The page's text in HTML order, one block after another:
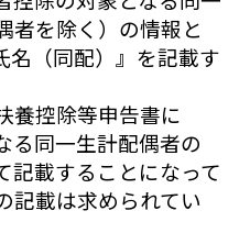
者を除く）の情報と
名（同配）』を記載す
養控除等申告書に
る同一生計配偶者の
記載することになって
記載は求められてい